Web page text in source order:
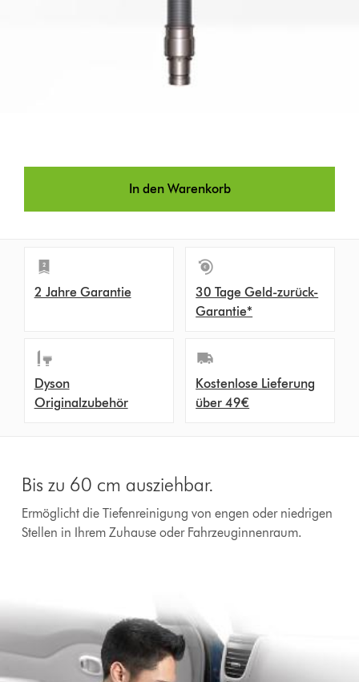
In den Warenkorb
2 Jahre Garantie
30 Tage Geld-zurück-
Garantie*
Dyson
Originalzubehör
Kostenlose Lieferung
über 49€
Bis zu 60 cm ausziehbar.
Ermöglicht die Tiefenreinigung von engen oder niedrigen
Stellen in Ihrem Zuhause oder Fahrzeuginnenraum.